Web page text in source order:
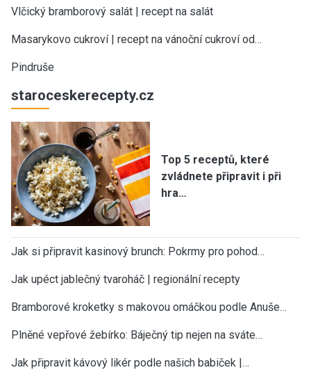
Vlčický bramborový salát | recept na salát
Masarykovo cukroví | recept na vánoční cukroví od…
Pindruše
staroceskerecepty.cz
Top 5 receptů, které
zvládnete připravit i při
hra…
Jak si připravit kasinový brunch: Pokrmy pro pohod…
Jak upéct jablečný tvaroháč | regionální recepty
Bramborové kroketky s makovou omáčkou podle Anuše…
Plněné vepřové žebírko: Báječný tip nejen na sváte…
Jak připravit kávový likér podle našich babiček |…